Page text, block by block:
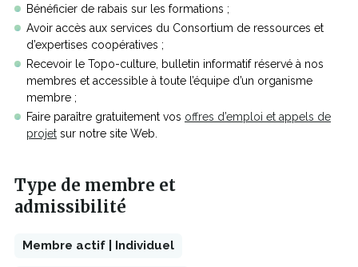
Bénéficier de rabais sur les formations ;
Avoir accès aux services du Consortium de ressources et
d’expertises coopératives ;
Recevoir le Topo-culture, bulletin informatif réservé à nos
membres et accessible à toute l’équipe d’un organisme
membre ;
Faire paraître gratuitement vos offres d’emploi et appels de
projet sur notre site Web.
Type de membre et
admissibilité
Membre actif | Individuel